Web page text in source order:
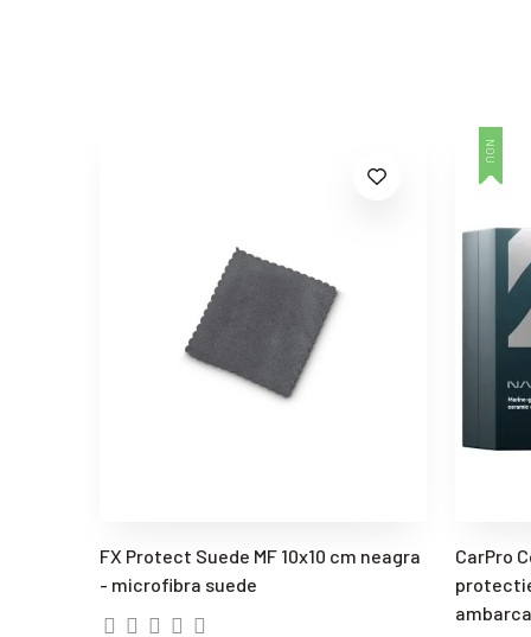
FX Protect Suede MF 10x10 cm neagra
- microfibra suede
NOU
CarPro